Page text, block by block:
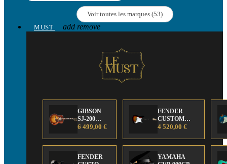
Voir toutes les marques (53)
MUST
add remove
GIBSON
SJ-200
Anniversary
Edition
6 499,00 €
FENDER
CUSTOM
SHOP Strat 63'
4 520,00 €
FENDER
YAMAHA